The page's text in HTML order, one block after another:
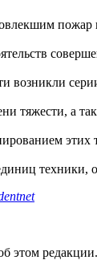
возникли
тяжести, а
этих
техники,
этом редакции.